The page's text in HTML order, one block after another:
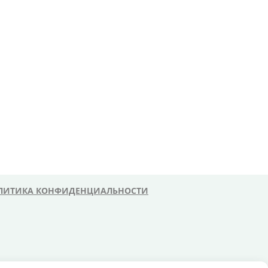
КОНФИДЕНЦИАЛЬНОСТИ